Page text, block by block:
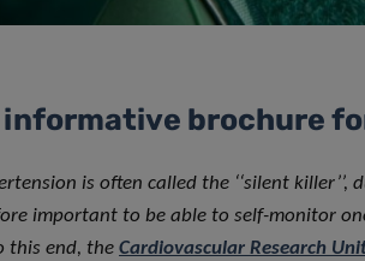
informative brochure
is often called the ‘‘silent
important to be able to self-monitor
this end, the Cardiovascular Research